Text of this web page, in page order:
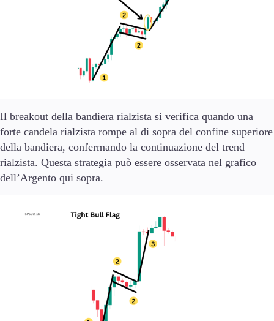
Il breakout della bandiera rialzista si verifica quando una
forte candela rialzista rompe al di sopra del confine superiore
della bandiera, confermando la continuazione del trend
rialzista. Questa strategia può essere osservata nel grafico
dell’Argento qui sopra.